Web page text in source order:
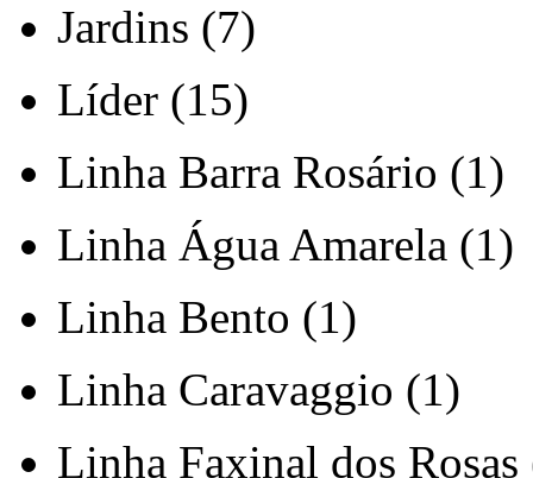
Jardins (7)
Líder (15)
Linha Barra Rosário (1)
Linha Água Amarela (1)
Linha Bento (1)
Linha Caravaggio (1)
Linha Faxinal dos Rosas